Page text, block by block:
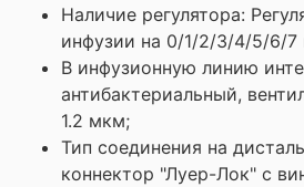
Наличие регулятора:
инфузии на 0/1/2/3/4/5/6/7
В инфузионную линию
антибактериальный,
1.2 мкм;
Тип соединения на
коннектор "Луер-Лок" с